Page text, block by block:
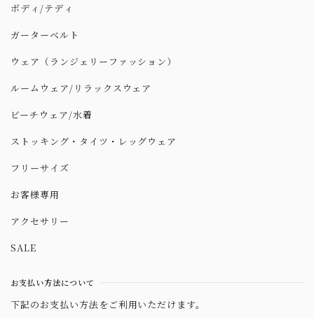
ボディ/テディ
ガーターベルト
ウェア（ランジェリーファッション）
ルームウェア/リラックスウェア
ビーチウェア/水着
ストッキング・タイツ・レッグウェア
フリーサイズ
お客様専用
アクセサリー
SALE
お支払い方法について
下記のお支払い方法をご利用いただけます。